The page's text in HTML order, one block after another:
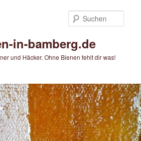
in-bamberg.de
und Häcker. Ohne Bienen fehlt dir was!